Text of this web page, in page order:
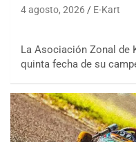
4 agosto, 2026 E-Kart
La Asociación Zonal de
quinta fecha de su